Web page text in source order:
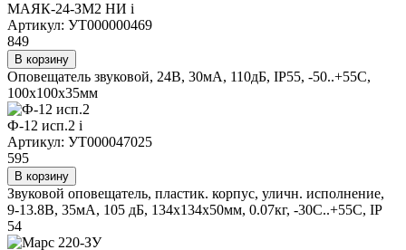
МАЯК-24-ЗМ2 НИ i
Артикул: УТ000000469
849
В корзину
Оповещатель звуковой, 24В, 30мА, 110дБ, IP55, -50..+55С,
100х100х35мм
Ф-12 исп.2 i
Артикул: УТ000047025
595
В корзину
Звуковой оповещатель, пластик. корпус, уличн. исполнение,
9-13.8В, 35мА, 105 дБ, 134х134х50мм, 0.07кг, -30С..+55С, IP
54